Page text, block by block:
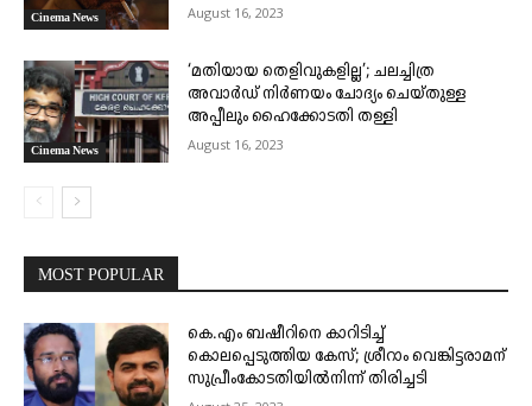
Cinema News August 16, 2023
Cinema News
‘മതിയായ തെളിവുകളില്ല’; ചലച്ചിത്ര
അവാർഡ് നിർണയം ചോദ്യം ചെയ്തുള്ള
അപ്പീലും ഹൈക്കോടതി തള്ളി
August 16, 2023
MOST POPULAR
കെ.എം ബഷീറിനെ കാറിടിച്ച്
കൊലപ്പെടുത്തിയ കേസ്; ശ്രീറാം വെങ്കിട്ടരാമന്
സുപ്രീംകോടതിയിൽനിന്ന് തിരിച്ചടി